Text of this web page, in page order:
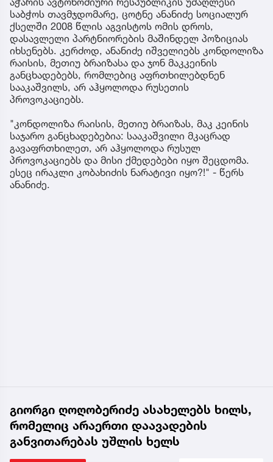
საბჭოს თავმჯდომარე, ცოტნე ანანიძე სოციალურ
ქსელში 2008 წლის აგვისტოს ომის დროს,
დასავლელი პარტნიორების მაშინდელ პოზიციას
იხსენებს. კერძოდ, ანანიძე იშველიებს კონდოლიზა
რაისის, მეთიუ ბრაიზასა და ჯონ მაკკეინის
განცხადებებს, რომლებიც აფრთხილებდნენ
სააკაშვილს, არ აჰყოლოდა რუსეთის
პროვოკაციებს.
"კონდოლიზა რაისის, მეთიუ ბრაიზას, მაკ კეინის
საჯარო განცხადებებია: სააკაშვილი მკაცრად
გავაფრთხილეთ, არ აჰყოლოდა რუსულ
პროვოკაციებს და მისი ქმედებები იყო შეცდომა.
ესეც ირაკლი კობახიძის ნარატივი იყო?!" - წერს
ანანიძე.
გიორგი ღოღობერიძე ასახელებს ხილს,
რომელიც არაერთი დაავადების
განვითარებას უშლის ხელს